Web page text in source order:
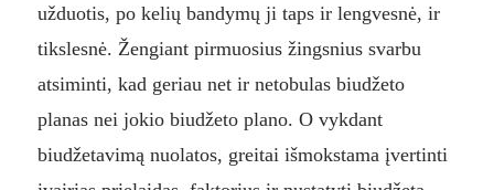
užduotis, po kelių bandymų ji taps ir lengvesnė, ir
tikslesnė. Žengiant pirmuosius žingsnius svarbu
atsiminti, kad geriau net ir netobulas biudžeto
planas nei jokio biudžeto plano. O vykdant
biudžetavimą nuolatos, greitai išmokstama įvertinti